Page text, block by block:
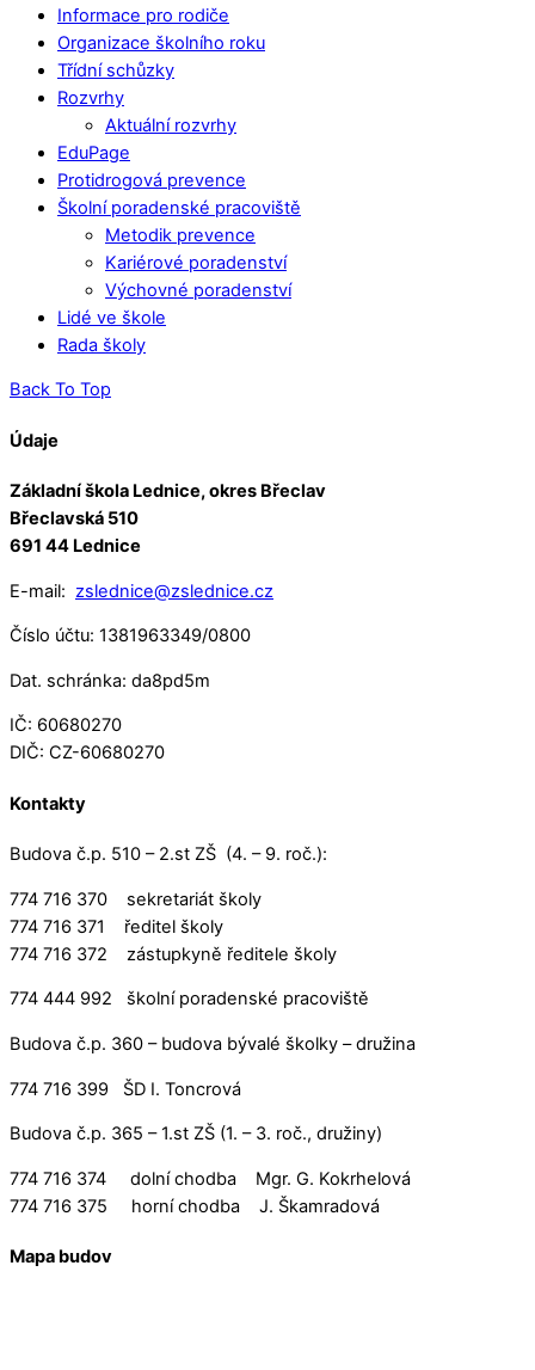
Informace pro rodiče
Organizace školního roku
Třídní schůzky
Rozvrhy
Aktuální rozvrhy
EduPage
Protidrogová prevence
Školní poradenské pracoviště
Metodik prevence
Kariérové poradenství
Výchovné poradenství
Lidé ve škole
Rada školy
Back To Top
Údaje
Základní škola Lednice, okres Břeclav
Břeclavská 510
691 44 Lednice
E-mail: zslednice@zslednice.cz
Číslo účtu: 1381963349/0800
Dat. schránka: da8pd5m
IČ: 60680270
DIČ: CZ-60680270
Kontakty
Budova č.p. 510 – 2.st ZŠ (4. – 9. roč.):
774 716 370 sekretariát školy
774 716 371 ředitel školy
774 716 372 zástupkyně ředitele školy
774 444 992 školní poradenské pracoviště
Budova č.p. 360 – budova bývalé školky – družina
774 716 399 ŠD I. Toncrová
Budova č.p. 365 – 1.st ZŠ (1. – 3. roč., družiny)
774 716 374 dolní chodba Mgr. G. Kokrhelová
774 716 375 horní chodba J. Škamradová
Mapa budov